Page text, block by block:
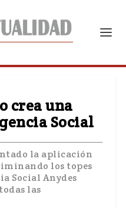
crea una
Social
la aplicación
los topes
Social Anydes
las